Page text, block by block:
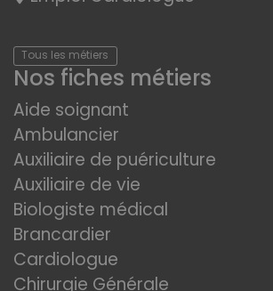
Tous les métiers
Nos fiches métiers
Aide soignant
Ambulancier
Auxiliaire de puériculture
Auxiliaire de vie
Biologiste médical
Brancardier
Cardiologue
Chirurgie Générale